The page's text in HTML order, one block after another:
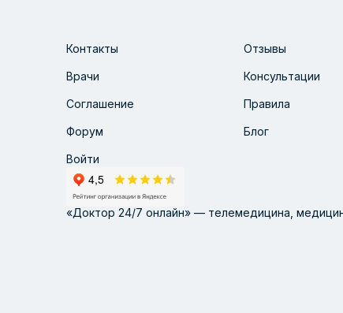
Контакты Отзывы
Врачи Консультации
Соглашение Правила
Форум Блог
Войти
«Доктор 24/7 онлайн» — телемедицина,